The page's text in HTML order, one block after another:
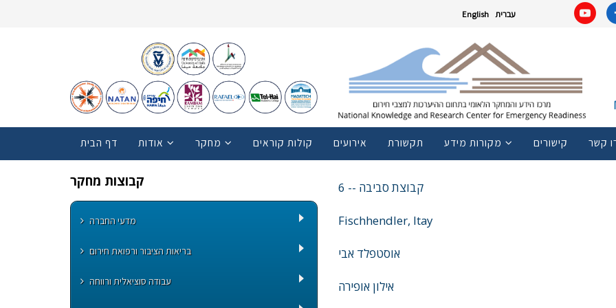
עברית English
דף הבית אודות מחקר קולות קוראים אירועים תקשורת מקורות מידע קישורים קשר
קבוצות מחקר
מדעי החברה
בריאות הציבור ורפואת חירום
עבודה סוציאלית ורווחה
6 -- קבוצת סביבה
Fischhendler, Itay
אוסטפלד אבי
אילון אופירה